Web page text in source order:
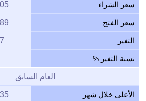
سعر الشراء
سعر الفتح
التغير
نسبة التغير %
العام السابق
الأعلى خلال شهر